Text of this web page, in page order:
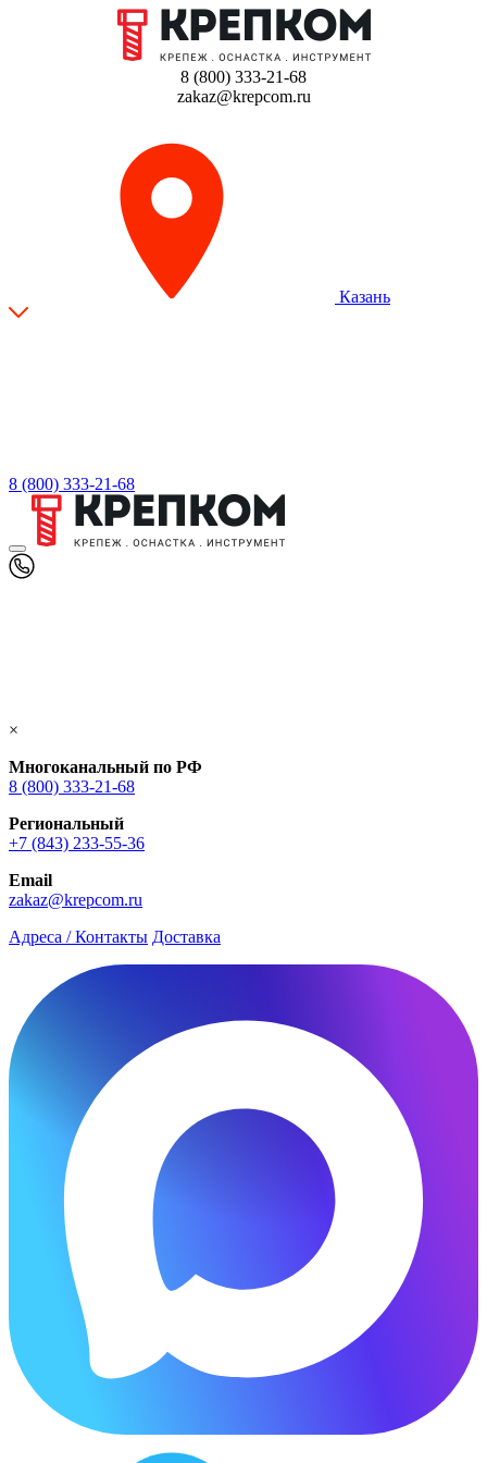
8 (800) 333-21-68
zakaz@krepcom.ru
Казань
8 (800) 333-21-68
×
Многоканальный по РФ
8 (800) 333‑21-68
Региональный
+7 (843) 233-55-36
Email
zakaz@krepcom.ru
Адреса / Контакты Доставка